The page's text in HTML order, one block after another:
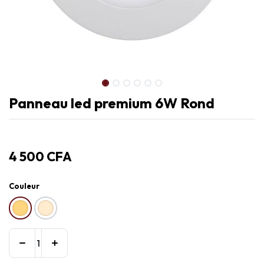
Panneau led premium 6W Rond
4 500 CFA
Couleur